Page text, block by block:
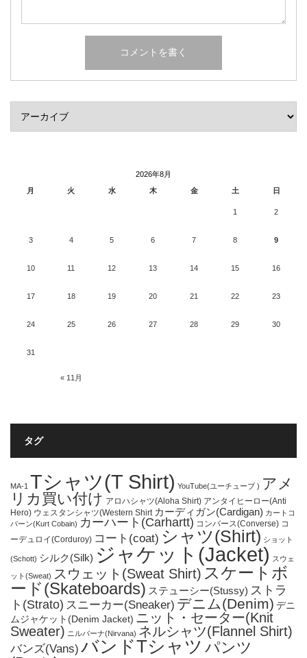
2026年8月
月
火 水 木 金 土 日
« 11月
1 2
3 4 5 6 7 8 9
10 11 12 13 14 15 16
17 18 19 20 21 22 23
24 25 26 27 28 29 30
31
タグ
MA-1 Tシャツ(T Shirt) YouTube(ユーチューブ ) アメ
リカ買い付け アロハシャツ(Aloha Shirt) アンタイヒーロー(Anti
Hero) ウェスタンシャツ(Western Shirt カーディガン(Cardigan) カートコ
バーン(Kurt Cobain) カーハート(Carhartt) コンバース(Converse) コ
ーデュロイ(Corduroy) コート(coat) シャツ(Shirt) ショット
(Schott) シルク(Silk) ジャケット(Jacket) スウェ
ット(Sweat) スウェット(Sweat Shirt) スケートボ
ード(Skateboards) ステューシー(Stussy) ストラ
ト(Strato) スニーカー(Sneaker) デニム(Denim) デニ
ムジャケット(Denim Jacket) ニット・セーター(Knit
Sweater) ニルバーナ(Nirvana) ネルシャツ(Flannel Shirt)
バンズ(Vans) バンドTシャツ パンツ